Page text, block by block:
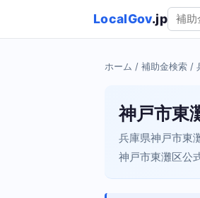
LocalGov.jp
ホーム / 補助金検索 /
神戸市東
兵庫県神戸市東
神戸市東灘区公